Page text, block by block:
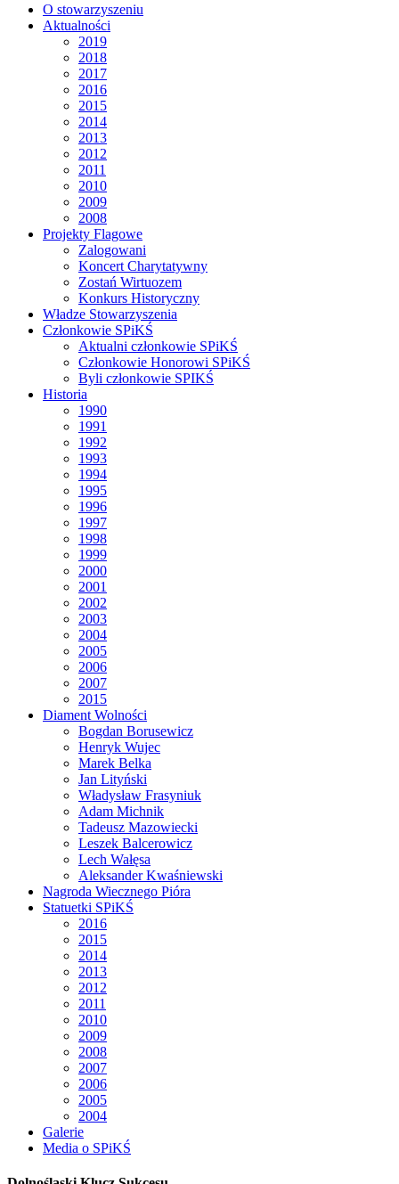
O stowarzyszeniu
Aktualności
2019
2018
2017
2016
2015
2014
2013
2012
2011
2010
2009
2008
Projekty Flagowe
Zalogowani
Koncert Charytatywny
Zostań Wirtuozem
Konkurs Historyczny
Władze Stowarzyszenia
Członkowie SPiKŚ
Aktualni członkowie SPiKŚ
Członkowie Honorowi SPiKŚ
Byli członkowie SPIKŚ
Historia
1990
1991
1992
1993
1994
1995
1996
1997
1998
1999
2000
2001
2002
2003
2004
2005
2006
2007
2015
Diament Wolności
Bogdan Borusewicz
Henryk Wujec
Marek Belka
Jan Lityński
Władysław Frasyniuk
Adam Michnik
Tadeusz Mazowiecki
Leszek Balcerowicz
Lech Wałęsa
Aleksander Kwaśniewski
Nagroda Wiecznego Pióra
Statuetki SPiKŚ
2016
2015
2014
2013
2012
2011
2010
2009
2008
2007
2006
2005
2004
Galerie
Media o SPiKŚ